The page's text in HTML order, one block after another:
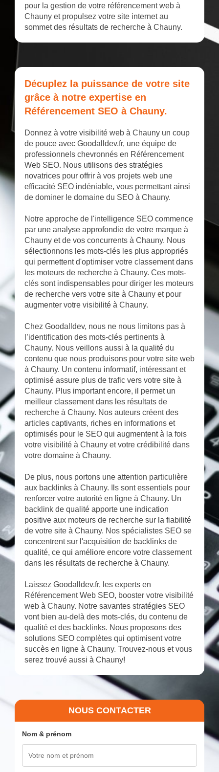
pour la gestion de votre référencement web à
Chauny et propulsez votre site internet au
sommet des résultats de recherche à Chauny.
Décuplez la puissance de votre site
grâce à notre expertise en
Référencement SEO à Chauny.
Donnez à votre visibilité web à Chauny un coup
de pouce avec Goodalldev.fr, une équipe de
professionnels chevronnés en Référencement
Web SEO. Nous utilisons des stratégies
novatrices pour offrir à vos projets web une
efficacité SEO indéniable, vous permettant ainsi
de dominer le domaine du SEO à Chauny.
Notre approche de l'intelligence SEO commence
par une analyse approfondie de votre marque à
Chauny et de vos concurrents à Chauny. Nous
sélectionnons les mots-clés les plus appropriés
qui permettent d'optimiser votre classement dans
les moteurs de recherche à Chauny. Ces mots-
clés sont indispensables pour diriger les moteurs
de recherche vers votre site à Chauny et pour
augmenter votre visibilité à Chauny.
Chez Goodalldev, nous ne nous limitons pas à
l’identification des mots-clés pertinents à
Chauny. Nous veillons aussi à la qualité du
contenu que nous produisons pour votre site web
à Chauny. Un contenu informatif, intéressant et
optimisé assure plus de trafic vers votre site à
Chauny. Plus important encore, il permet un
meilleur classement dans les résultats de
recherche à Chauny. Nos auteurs créent des
articles captivants, riches en informations et
optimisés pour le SEO qui augmentent à la fois
votre visibilité à Chauny et votre crédibilité dans
votre domaine à Chauny.
De plus, nous portons une attention particulière
aux backlinks à Chauny. Ils sont essentiels pour
renforcer votre autorité en ligne à Chauny. Un
backlink de qualité apporte une indication
positive aux moteurs de recherche sur la fiabilité
de votre site à Chauny. Nos spécialistes SEO se
concentrent sur l'acquisition de backlinks de
qualité, ce qui améliore encore votre classement
dans les résultats de recherche à Chauny.
Laissez Goodalldev.fr, les experts en
Référencement Web SEO, booster votre visibilité
web à Chauny. Notre savantes stratégies SEO
vont bien au-delà des mots-clés, du contenu de
qualité et des backlinks. Nous proposons des
solutions SEO complètes qui optimisent votre
succès en ligne à Chauny. Trouvez-nous et vous
serez trouvé aussi à Chauny!
NOUS CONTACTER
Nom & prénom